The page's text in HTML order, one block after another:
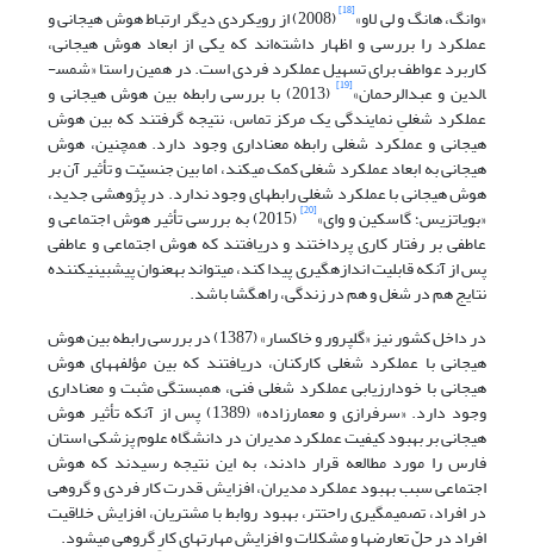
«وانگ، هانگ و لی لاو»[18] (2008) از رویکردی دیگر ارتباط هوش هیجانی و
عملکرد را بررسی و اظهار داشته‌اند که یکی از ابعاد هوش هیجانی،
کاربرد عواطف برای تسهیل عملکرد فردی است. در همین راستا «شمس­
الدین و عبدالرحمان»[19] (2013) با بررسی رابطه بین هوش هیجانی و
عملکرد شغلیِ نمایند­گی یک مرکز تماس، نتیجه گرفتند که بین هوش
هیجانی و عملکرد شغلی رابطه معناداری وجود دارد. همچنین، هوش
هیجانی به ابعاد عملکرد شغلی کمک می­کند، اما بین جنسیّت و تأثیر آن بر
هوش هیجانی با عملکرد شغلی رابطه­ای وجود ندارد. در پژوهشی جدید،
«بویاتزیس؛ گاسکین و وای»[20] (2015) به بررسی تأثیر هوش اجتماعی و
عاطفی بر رفتار کاری پرداختند و دریافتند که هوش اجتماعی و عاطفی
پس از آنکه قابلیت اندازه­گیری پیدا کند، می­تواند به­عنوان پیش­بینی­کننده
نتایج هم در شغل و هم در زندگی، راهگشا باشد.
در داخل کشور نیز «گل­پرور و خاکسار» (1387) در بررسی رابطه بین هوش
هیجانی با عملکرد شغلی کارکنان، دریافتند که بین مؤلفه­های هوش
هیجانی با خودارزیابی عملکرد شغلی فنی، همبستگی مثبت و معناداری
وجود دارد. «سرفرازی و معمارزاده» (1389) پس از آنکه تأثیر هوش
هیجانی بر بهبود کیفیت عملکرد مدیران در دانشگاه علوم پزشکی استان
فارس را مورد مطالعه قرار دادند، به این نتیجه رسیدند که هوش
اجتماعی سبب بهبود عملکرد مدیران، افزایش قدرت کار فردی و گروهی
در افراد، تصمیم­گیری راحت­تر، بهبود روابط با مشتریان، افزایش خلاقیت
افراد در حلّ تعارض­ها و مشکلات و افزایش مهارت­های کارِ گروهی می­شود.